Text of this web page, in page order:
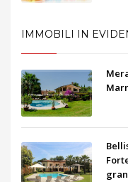
IMMOBILI IN